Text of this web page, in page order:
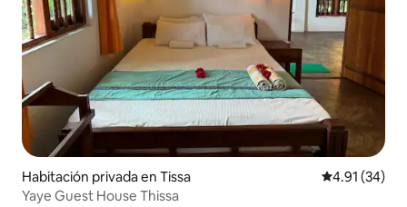
Habitación privada en Tissa Calificación
4.91 (34)
Yaye Guest House Thissa